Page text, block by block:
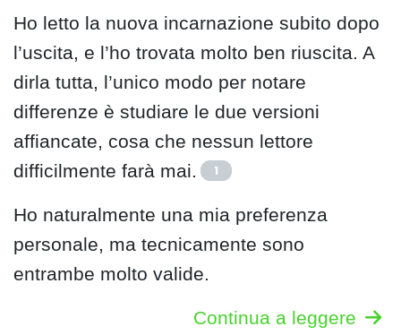
Ho letto la nuova incarnazione subito dopo
l’uscita, e l’ho trovata molto ben riuscita. A
dirla tutta, l’unico modo per notare
differenze è studiare le due versioni
affiancate, cosa che nessun lettore
difficilmente farà mai.
1
Ho naturalmente una mia preferenza
personale, ma tecnicamente sono
entrambe molto valide.
Continua a leggere